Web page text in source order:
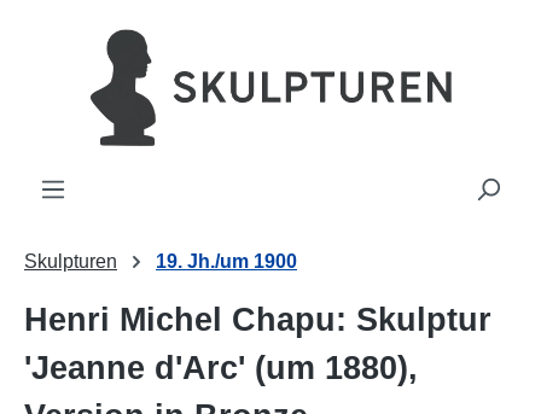
springen
Skulpturen 19. Jh./um 1900
Henri Michel Chapu: Skulptur
'Jeanne d'Arc' (um 1880),